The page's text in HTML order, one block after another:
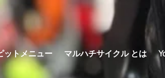
ットメニュー マルハチサイクル とは